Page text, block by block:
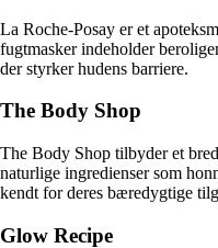
La Roche-Posay er et
fugtmasker indeholder
der styrker hudens barriere.
The Body Shop
The Body Shop tilbyder et
naturlige ingredienser som
kendt for deres bæredygtige
Glow Recipe